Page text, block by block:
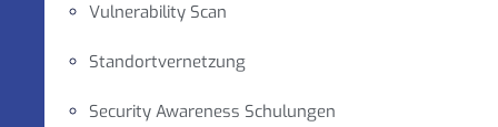
Vulnerability Scan
Standortvernetzung
Security Awareness Schulungen